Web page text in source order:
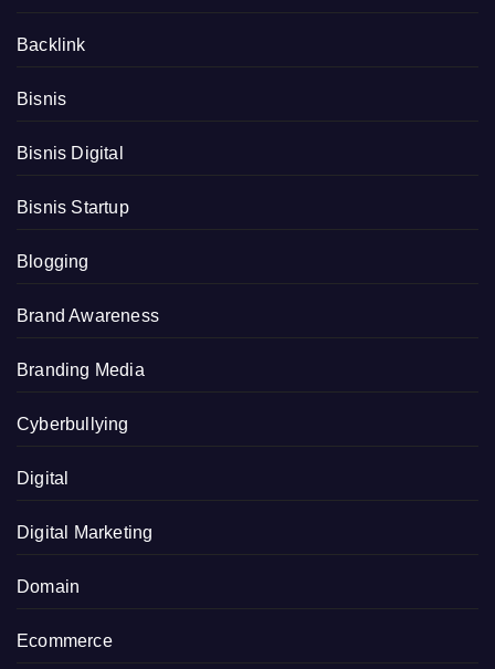
Backlink
Bisnis
Bisnis Digital
Bisnis Startup
Blogging
Brand Awareness
Branding Media
Cyberbullying
Digital
Digital Marketing
Domain
Ecommerce